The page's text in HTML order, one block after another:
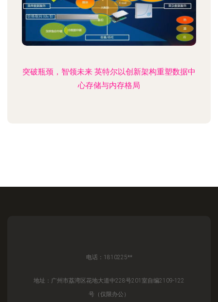
突破瓶颈，智领未来 英特尔以创新架构重塑数据中
心存储与内存格局
电话：1810225**
地址：广州市荔湾区花地大道中228号201室自编2109-122
号（仅限办公）